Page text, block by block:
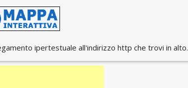
ipertestuale all'indirizzo http che trovi in alto.